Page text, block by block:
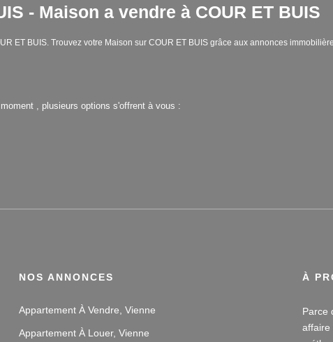
- Maison a vendre à COUR ET BUIS
ET BUIS. Trouvez votre Maison sur COUR ET BUIS grâce aux annonces
, plusieurs options s'offrent à vous :
NOS ANNONCES
Appartement À Vendre, Vienne
Appartement À Louer, Vienne
À
Parce
affaire